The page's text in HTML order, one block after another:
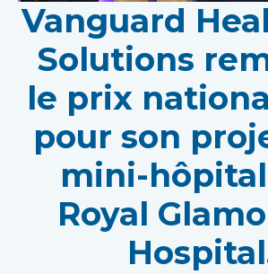
Vanguard
Solutions
le prix
pour son
mini-hôpital
Royal